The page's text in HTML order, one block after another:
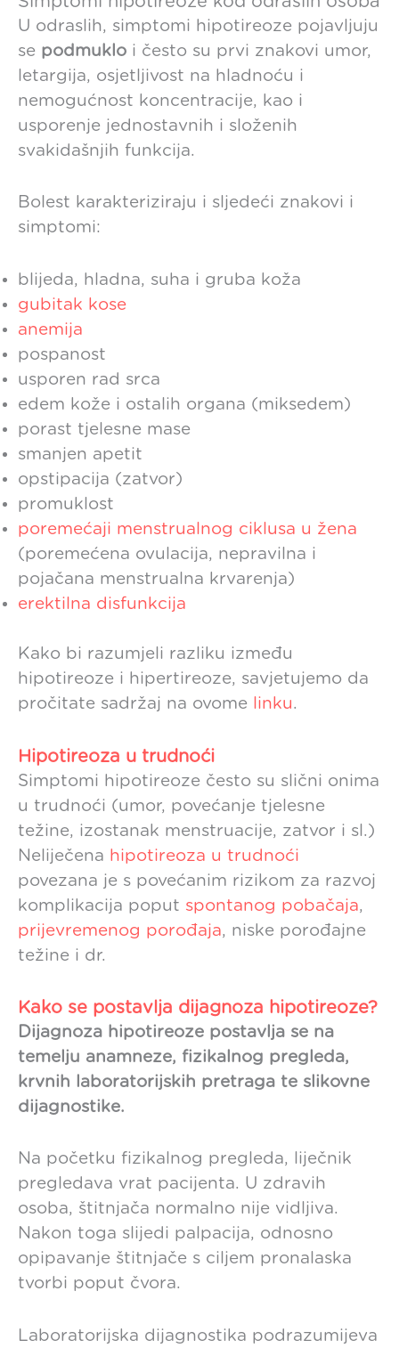
U odraslih, simptomi hipotireoze pojavljuju
se podmuklo i često su prvi znakovi umor,
letargija, osjetljivost na hladnoću i
nemogućnost koncentracije, kao i
usporenje jednostavnih i složenih
svakidašnjih funkcija.
Bolest karakteriziraju i sljedeći znakovi i
simptomi:
blijeda, hladna, suha i gruba koža
gubitak kose
anemija
pospanost
usporen rad srca
edem kože i ostalih organa (miksedem)
porast tjelesne mase
smanjen apetit
opstipacija (zatvor)
promuklost
poremećaji menstrualnog ciklusa u žena
(poremećena ovulacija, nepravilna i
pojačana menstrualna krvarenja)
erektilna disfunkcija
Kako bi razumjeli razliku između
hipotireoze i hipertireoze, savjetujemo da
pročitate sadržaj na ovome
linku.
Hipotireoza u trudnoći
Simptomi hipotireoze često su slični onima
u trudnoći (umor, povećanje tjelesne
težine, izostanak menstruacije, zatvor i sl.)
Neliječena hipotireoza u trudnoći
povezana je s povećanim rizikom za razvoj
komplikacija poput spontanog pobačaja,
prijevremenog porođaja, niske porođajne
težine i dr.
Kako se postavlja dijagnoza hipotireoze?
Dijagnoza hipotireoze postavlja se na
temelju anamneze, fizikalnog pregleda,
krvnih laboratorijskih pretraga te slikovne
dijagnostike.
Na početku fizikalnog pregleda, liječnik
pregledava vrat pacijenta. U zdravih
osoba, štitnjača normalno nije vidljiva.
Nakon toga slijedi palpacija, odnosno
opipavanje štitnjače s ciljem pronalaska
tvorbi poput čvora.
Laboratorijska dijagnostika podrazumijeva